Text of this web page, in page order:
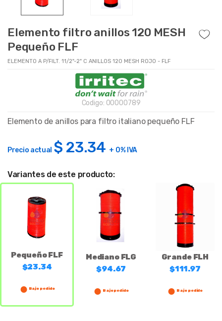
Elemento filtro anillos 120 MESH
Pequeño FLF
ELEMENTO A P/FILT. 11/2"-2" C ANILLOS 120 MESH ROJO - FLF
Codigo: 00000789
Elemento de anillos para filtro italiano pequeño FLF
Precio actual $ 23.34 + 0% IVA
Variantes de este producto:
Pequeño FLF
$23.34
Bajo pedido
Mediano FLG
$94.67
Bajo pedido
Grande FLH
$111.97
Bajo pedido